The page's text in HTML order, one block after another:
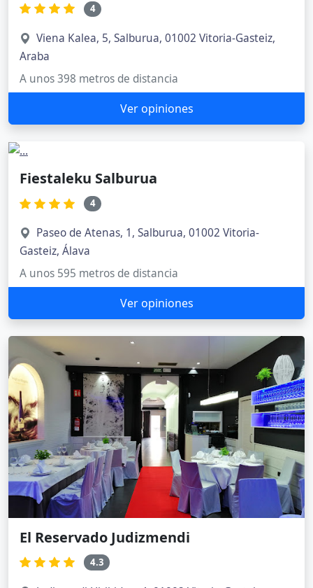
4
Viena Kalea, 5, Salburua, 01002 Vitoria-Gasteiz,
Araba
A unos 398 metros de distancia
Ver opiniones
Fiestaleku Salburua
4
Paseo de Atenas, 1, Salburua, 01002 Vitoria-
Gasteiz, Álava
A unos 595 metros de distancia
Ver opiniones
El Reservado Judizmendi
4.3